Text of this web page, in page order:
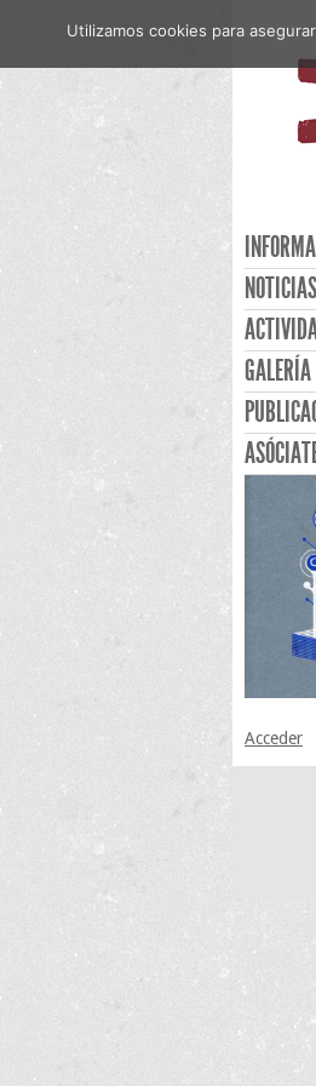
NOTICIAS
GALERÍA
Acceder
Utilizamos cookies para